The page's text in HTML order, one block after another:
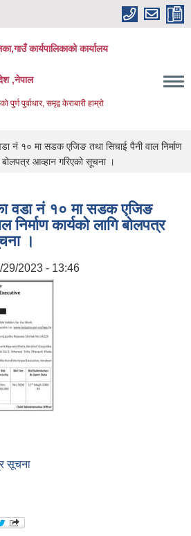
कार्यपालिकाको कार्यालय
,नेपाल
पुर्वाधार, समृद्व केराबारी हाम्रो
नं १० मा सडक एजिङ तथा सिचाई पैनी वाल निर्माण
बोलपत्र आव्हान गरिएको सूचना ।
वडा नं १० मा सडक एजिङ
निर्माण कार्यको लागि बोलपत्र
।
29/2023 - 13:46
सूचना